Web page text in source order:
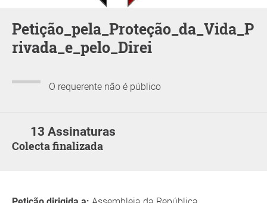
Petição_pela_Proteção_da_Vida_P
rivada_e_pelo_Direi
O requerente não é público
13 Assinaturas
Colecta finalizada